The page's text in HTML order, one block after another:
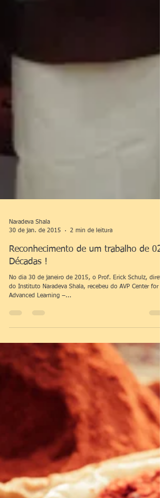
30 de jan. de 2015
2 min de leitura
Reconhecimento de um trabalho de 02
Décadas !
No dia 30 de janeiro de 2015, o Prof. Erick Schulz,
do Instituto Naradeva Shala, recebeu do AVP Center for
Advanced Learning –...